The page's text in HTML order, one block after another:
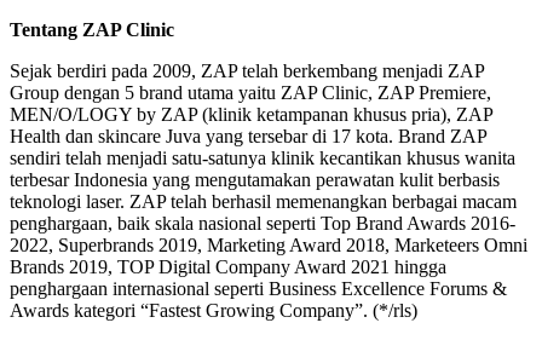
Tentang ZAP Clinic
Sejak berdiri pada 2009, ZAP telah berkembang menjadi ZAP
Group dengan 5 brand utama yaitu ZAP Clinic, ZAP Premiere,
MEN/O/LOGY by ZAP (klinik ketampanan khusus pria), ZAP
Health dan skincare Juva yang tersebar di 17 kota. Brand ZAP
sendiri telah menjadi satu-satunya klinik kecantikan khusus wanita
terbesar Indonesia yang mengutamakan perawatan kulit berbasis
teknologi laser. ZAP telah berhasil memenangkan berbagai macam
penghargaan, baik skala nasional seperti Top Brand Awards 2016-
2022, Superbrands 2019, Marketing Award 2018, Marketeers Omni
Brands 2019, TOP Digital Company Award 2021 hingga
penghargaan internasional seperti Business Excellence Forums &
Awards kategori “Fastest Growing Company”. (*/rls)